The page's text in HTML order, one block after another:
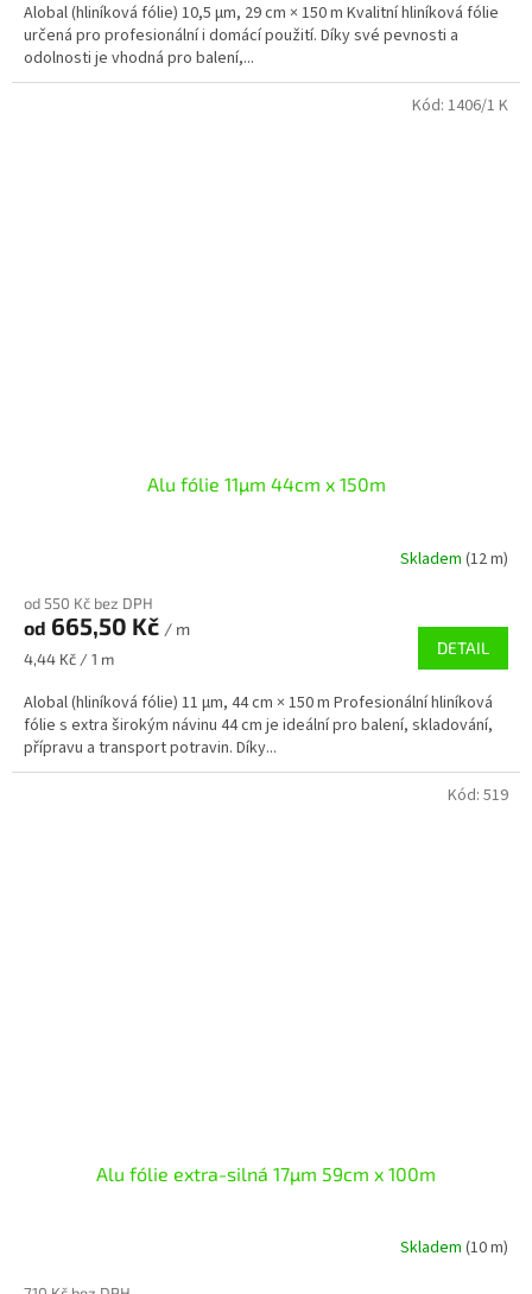
Alobal (hliníková fólie) 10,5 µm, 29 cm × 150 m Kvalitní hliníková fólie
určená pro profesionální i domácí použití. Díky své pevnosti a
odolnosti je vhodná pro balení,...
Alu fólie 11µm 44cm x 150m
Skladem (12 m)
od 550 Kč bez DPH
od 665,50 Kč / m
Měrná
4,44 Kč / 1 m
DETAIL
Alobal (hliníková fólie) 11 µm, 44 cm × 150 m Profesionální hliníková
fólie s extra širokým návinu 44 cm je ideální pro balení, skladování,
přípravu a transport potravin. Díky...
Kód: 1406/1 K
Alu fólie extra-silná 17µm 59cm x 100m
Skladem (10 m)
Kód: 519